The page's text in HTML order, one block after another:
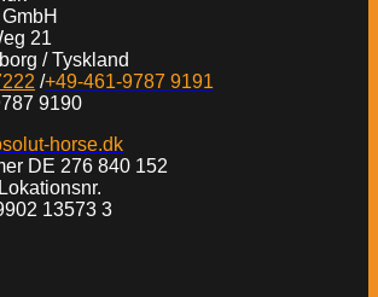
21
/ Tyskland
/+49-461-9787 9191
9190
horse.dk
DE 276 840 152
13573 3